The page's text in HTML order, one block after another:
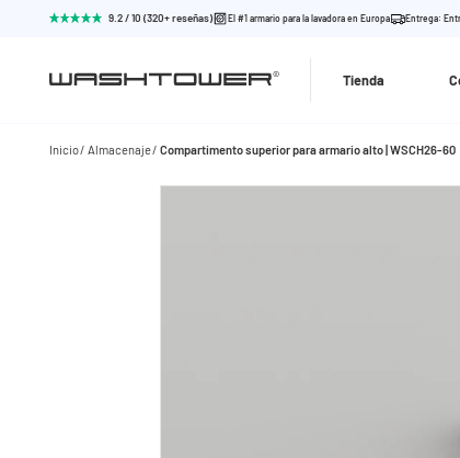
9.2 / 10 (320+ reseñas) El #1 armario para la lavadora en Europa Entrega:
Tienda
Inicio Almacenaje Compartimento superior para armario alto | WSCH26-60